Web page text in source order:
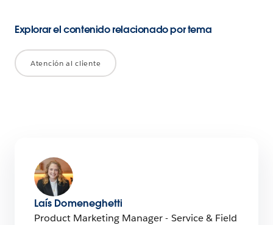
Explorar el contenido relacionado por tema
Atención al cliente
Laís Domeneghetti
Product Marketing Manager - Service & Field